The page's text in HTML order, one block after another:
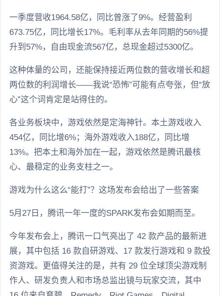
一季度营收1964.58亿，同比曾涨了9%。经营盈利
673.75亿，同比增长17%。毛利率从去年同期的56%提
升到57%，自由现金流567亿，总现金超过5300亿。
这种体量的公司，还能保持接近两位数的营收增长和超
两位数的利润增长——我说“恐怖”可能有点夸张，但“放
心”这个词肯定是站得住的。
各业务板块中，游戏依然是定海神针。本土游戏收入
454亿，同比增6%；海外游戏收入188亿，同比增
13%。把本土和海外加在一起，游戏依然是腾讯最核
心、最稳定的业务支柱之一。
游戏为什么这么“能打”？这场发布会给出了一些答案
5月27日，腾讯一年一度的SPARK发布会如期而至。
今年发布会上，腾讯一口气亮出了 42 款产品的最新进
展，其中包括 16 款自研游戏、17 款发行游戏和 9 款投
资游戏。更值得关注的是，共有 29 位全球顶尖游戏制
作人、研发负责人和市场总监出镜与玩家交流，其中